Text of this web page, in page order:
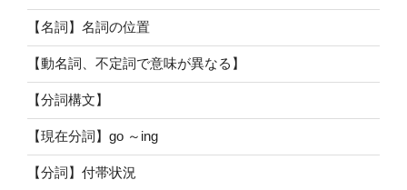
【名詞】名詞の位置
【動名詞、不定詞で意味が異なる】
【分詞構文】
【現在分詞】go ～ing
【分詞】付帯状況